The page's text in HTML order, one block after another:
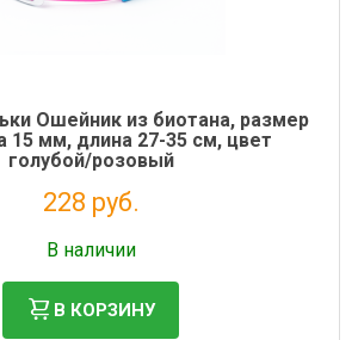
Ошейник из биотана, размер
15 мм, длина 27-35 см, цвет
голубой/розовый
228 руб.
В наличии
В КОРЗИНУ